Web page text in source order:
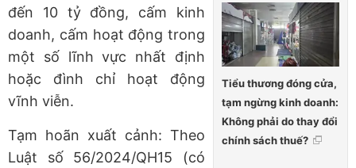
Tiểu thương đóng cửa,
tạm ngừng kinh doanh:
Không phải do thay đổi
chính sách thuế?
đến 10 tỷ đồng, cấm kinh
doanh, cấm hoạt động trong
một số lĩnh vực nhất định
hoặc đình chỉ hoạt động
vĩnh viễn.
Tạm hoãn xuất cảnh: Theo
Luật số 56/2024/QH15 (có